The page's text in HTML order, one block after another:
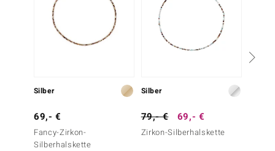
BY DE MELO
Silber
69,- €
Fancy-Zirkon-
Silberhalskette
Silber
79,- € 69,- €
Zirkon-Silberhalskette